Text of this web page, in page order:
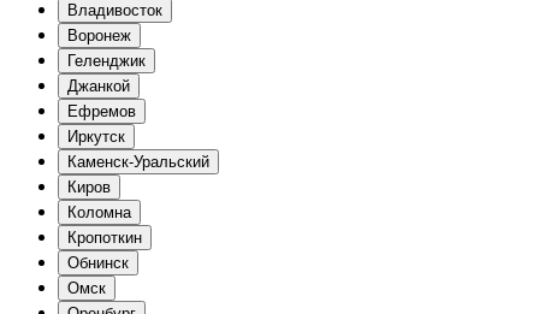
Владивосток
Воронеж
Геленджик
Джанкой
Ефремов
Иркутск
Каменск-Уральский
Киров
Коломна
Кропоткин
Обнинск
Омск